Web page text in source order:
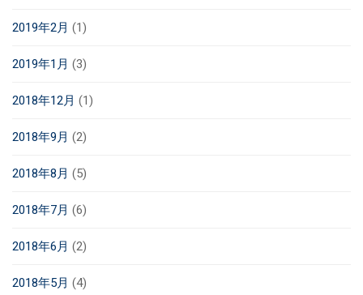
2019年2月 (1)
2019年1月 (3)
2018年12月 (1)
2018年9月 (2)
2018年8月 (5)
2018年7月 (6)
2018年6月 (2)
2018年5月 (4)